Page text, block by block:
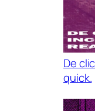
De
quick.